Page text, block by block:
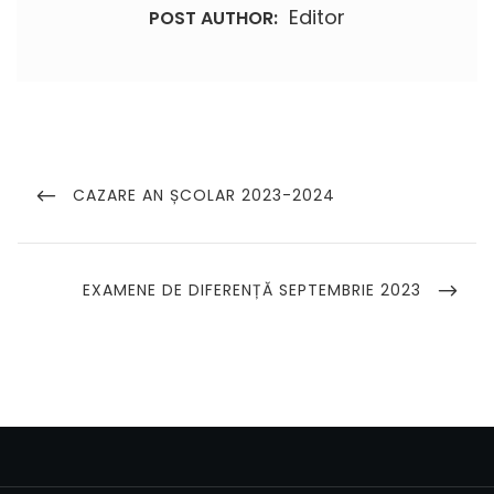
POST AUTHOR: Editor
în
PREVIOUS
CAZARE AN ȘCOLAR 2023-2024
NEXT
EXAMENE DE DIFERENȚĂ SEPTEMBRIE 2023